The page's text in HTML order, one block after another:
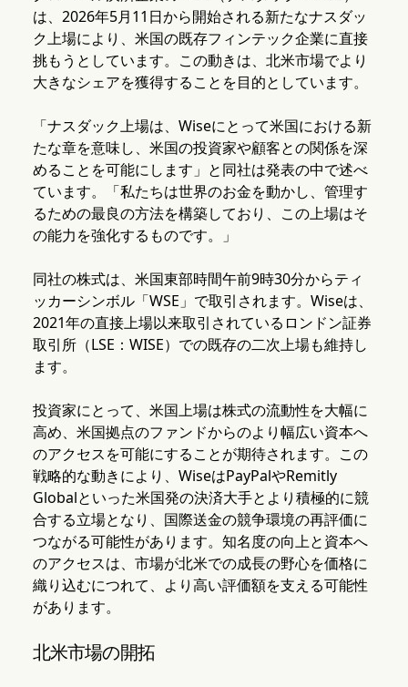
は、2026年5月11日から開始される新たなナスダッ
ク上場により、米国の既存フィンテック企業に直接
挑もうとしています。この動きは、北米市場でより
大きなシェアを獲得することを目的としています。
「ナスダック上場は、Wiseにとって米国における新
たな章を意味し、米国の投資家や顧客との関係を深
めることを可能にします」と同社は発表の中で述べ
ています。「私たちは世界のお金を動かし、管理す
るための最良の方法を構築しており、この上場はそ
の能力を強化するものです。」
同社の株式は、米国東部時間午前9時30分からティ
ッカーシンボル「WSE」で取引されます。Wiseは、
2021年の直接上場以来取引されているロンドン証券
取引所（LSE：WISE）での既存の二次上場も維持し
ます。
投資家にとって、米国上場は株式の流動性を大幅に
高め、米国拠点のファンドからのより幅広い資本へ
のアクセスを可能にすることが期待されます。この
戦略的な動きにより、WiseはPayPalやRemitly
Globalといった米国発の決済大手とより積極的に競
合する立場となり、国際送金の競争環境の再評価に
つながる可能性があります。知名度の向上と資本へ
のアクセスは、市場が北米での成長の野心を価格に
織り込むにつれて、より高い評価額を支える可能性
があります。
北米市場の開拓